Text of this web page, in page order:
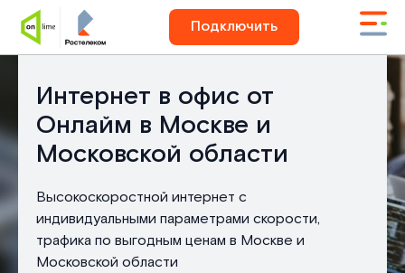
Подключить
Интернет в офис от
Онлайм в Москве и
Московской области
Высокоскоростной интернет с
индивидуальными параметрами скорости,
трафика по выгодным ценам в Москве и
Московской области